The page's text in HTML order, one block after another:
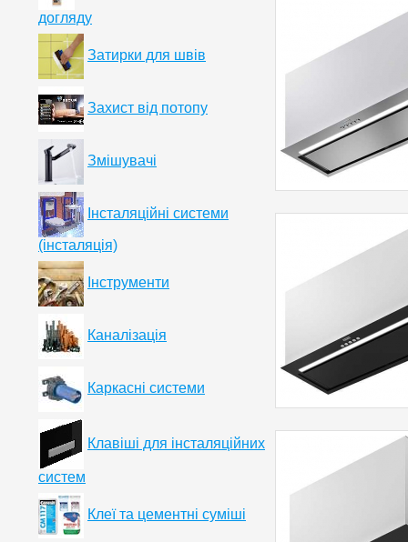
догляду
Затирки для швів
Захист від потопу
Змішувачі
Інсталяційні системи
(інсталяція)
Інструменти
Каналізація
Каркасні системи
Клавіші для інсталяційних
систем
Клеї та цементні суміші